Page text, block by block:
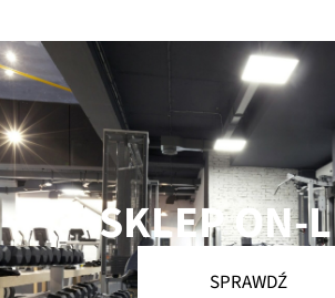
SKLEP ON-
SPRAWDŹ